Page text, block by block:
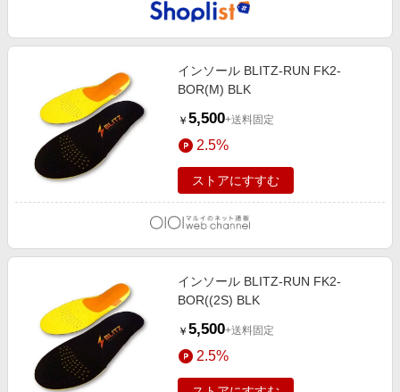
インソール BLITZ-RUN FK2-
BOR(M) BLK
￥ 5,500+送料固定
2.5%
ストアにすすむ
インソール BLITZ-RUN FK2-
BOR((2S) BLK
￥ 5,500+送料固定
2.5%